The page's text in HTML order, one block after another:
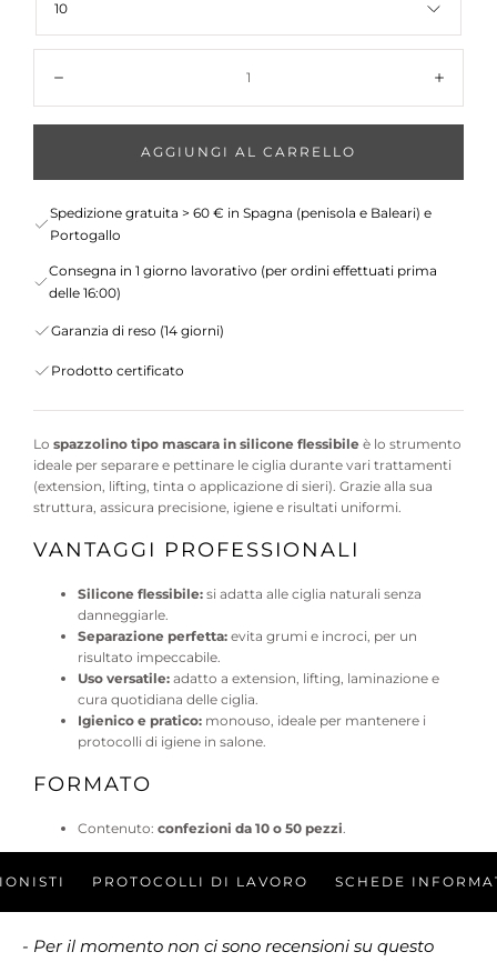
10
AGGIUNGI AL CARRELLO
Spedizione gratuita > 60 € in Spagna (penisola e Baleari) e
Portogallo
Consegna in 1 giorno lavorativo (per ordini effettuati prima
delle 16:00)
Garanzia di reso (14 giorni)
Prodotto certificato
Lo spazzolino tipo mascara in silicone flessibile è lo strumento
ideale per separare e pettinare le ciglia durante vari trattamenti
(extension, lifting, tinta o applicazione di sieri). Grazie alla sua
struttura, assicura precisione, igiene e risultati uniformi.
VANTAGGI PROFESSIONALI
Silicone flessibile: si adatta alle ciglia naturali senza
danneggiarle.
Separazione perfetta: evita grumi e incroci, per un
risultato impeccabile.
Uso versatile: adatto a extension, lifting, laminazione e
cura quotidiana delle ciglia.
Igienico e pratico: monouso, ideale per mantenere i
protocolli di igiene in salone.
FORMATO
Contenuto: confezioni da 10 o 50 pezzi
PROTOCOLLI DI LAVORO SCHEDE
- Per il momento non ci sono recensioni su questo
New content loaded